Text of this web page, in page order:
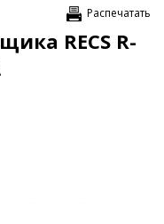
Распечатать
RECS R-